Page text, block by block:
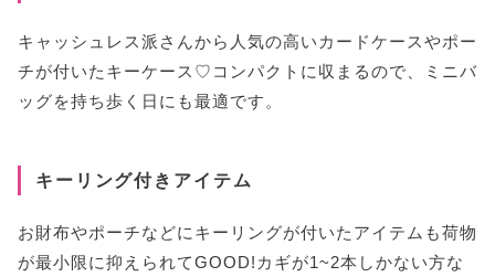
キャッシュレス派さんから人気の高いカードケースやポー
チが付いたキーケース♡コンパクトに収まるので、ミニバ
ッグを持ち歩く日にも最適です。
キーリング付きアイテム
お財布やポーチなどにキーリングが付いたアイテムも荷物
が最小限に抑えられてGOOD!カギが1~2本しかない方な